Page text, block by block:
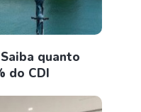
quanto
do CDI